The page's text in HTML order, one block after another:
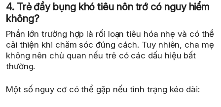
4. Trẻ đầy bụng khó tiêu nôn trớ có nguy hiểm
không?
Phần lớn trường hợp là rối loạn tiêu hóa nhẹ và có thể
cải thiện khi chăm sóc đúng cách. Tuy nhiên, cha mẹ
không nên chủ quan nếu trẻ có các dấu hiệu bất
thường.
Một số nguy cơ có thể gặp nếu tình trạng kéo dài: